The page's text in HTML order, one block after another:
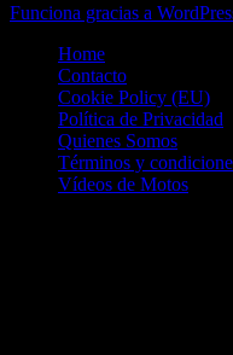
Funciona gracias a
Home
Contacto
Cookie Policy (EU)
Política de Privacidad
Quienes Somos
Términos y
Vídeos de Motos